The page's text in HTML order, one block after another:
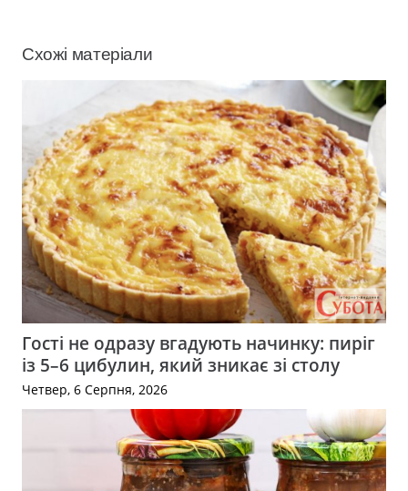
Схожі матеріали
Гості не одразу вгадують начинку: пиріг
із 5–6 цибулин, який зникає зі столу
Четвер, 6 Серпня, 2026